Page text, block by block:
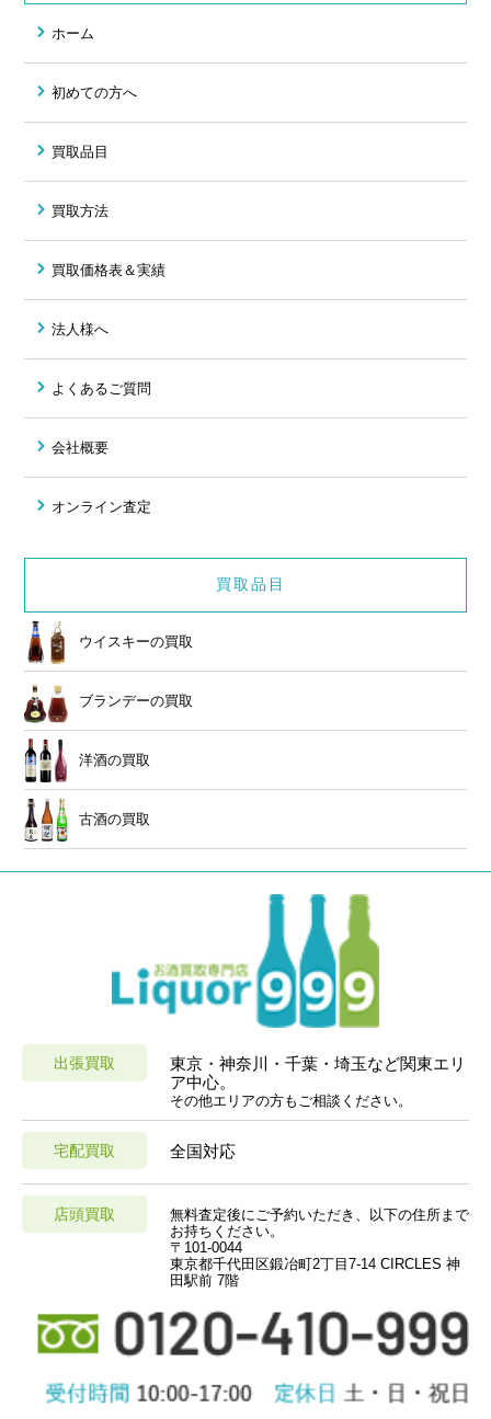
ホーム
初めての方へ
買取品目
買取方法
買取価格表＆実績
法人様へ
よくあるご質問
会社概要
オンライン査定
買取品目
ウイスキーの買取
ブランデーの買取
洋酒の買取
古酒の買取
出張買取
東京・神奈川・千葉・埼玉など関東エリ
ア中心。
その他エリアの方もご相談ください。
宅配買取 全国対応
店頭買取
無料査定後にご予約いただき、以下の住所まで
お持ちください。
〒101-0044
東京都千代田区鍛冶町2丁目7-14 CIRCLES 神
田駅前 7階